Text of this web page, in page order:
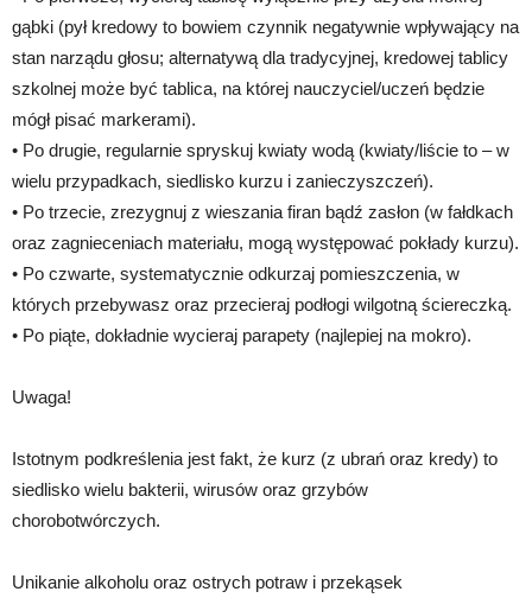
gąbki (pył kredowy to bowiem czynnik negatywnie wpływający na
stan narządu głosu; alternatywą dla tradycyjnej, kredowej tablicy
szkolnej może być tablica, na której nauczyciel/uczeń będzie
mógł pisać markerami).
• Po drugie, regularnie spryskuj kwiaty wodą (kwiaty/liście to – w
wielu przypadkach, siedlisko kurzu i zanieczyszczeń).
• Po trzecie, zrezygnuj z wieszania firan bądź zasłon (w fałdkach
oraz zagnieceniach materiału, mogą występować pokłady kurzu).
• Po czwarte, systematycznie odkurzaj pomieszczenia, w
których przebywasz oraz przecieraj podłogi wilgotną ściereczką.
• Po piąte, dokładnie wycieraj parapety (najlepiej na mokro).
Uwaga!
Istotnym podkreślenia jest fakt, że kurz (z ubrań oraz kredy) to
siedlisko wielu bakterii, wirusów oraz grzybów
chorobotwórczych.
Unikanie alkoholu oraz ostrych potraw i przekąsek